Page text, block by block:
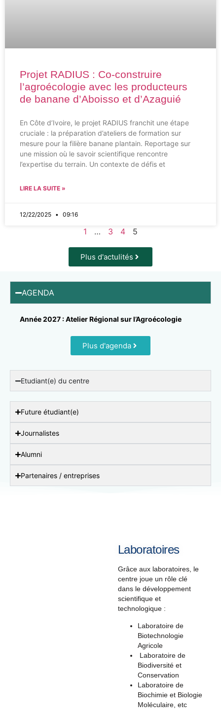
Projet RADIUS : Co-construire
l’agroécologie avec les producteurs
de banane d’Aboisso et d’Azaguié
En Côte d’Ivoire, le projet RADIUS franchit une étape
cruciale : la préparation d’ateliers de formation sur
mesure pour la filière banane plantain. Reportage sur
une mission où le savoir scientifique rencontre
l’expertise du terrain. Un contexte de défis et
LIRE LA SUITE »
12/22/2025 09:16
1 … 3 4 5
Plus d'actulités
AGENDA
Année 2027 : Atelier Régional sur l’Agroécologie
Plus d'agenda
Etudiant(e) du centre
Future étudiant(e)
Journalistes
Alumni
Partenaires / entreprises
Laboratoires
Grâce aux laboratoires, le
centre joue un rôle clé
dans le développement
scientifique et
technologique :
Laboratoire de
Biotechnologie
Agricole
Laboratoire de
Biodiversité et
Conservation
Laboratoire de
Biochimie et Biologie
Moléculaire, etc